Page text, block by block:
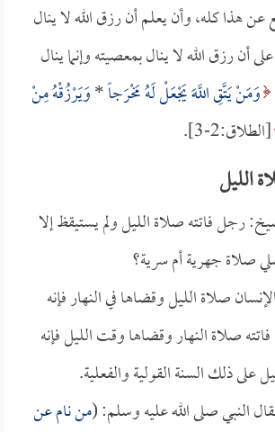
عن هذا كله، وأن يعلم أن رزق الله لا ينال
أن رزق الله لا ينال بمعصيته وإنما ينال
وَمَنْ يَتَّقِ اللَّهَ يَجْعَلْ لَهُ مَخْرَجاً*وَيَرْزُقْهُ مِنْ
[الطلاق:2-3].
الليل
رجل فاتته صلاة الليل ولم يستيقظ إلا
صلاة جهرية أم سرية؟
صلاة الليل وقضاها في النهار فإنه
صلاة النهار وقضاها وقت الليل فإنه
على ذلك السنة القولية والفعلية.
النبي صلى الله عليه وسلم: (من نام عن